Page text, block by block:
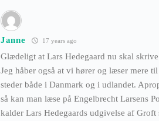
Janne 17 years ago
Glædeligt at Lars Hedegaard nu skal
Jeg håber også at vi hører og læser mere
steder både i Danmark og i udlandet.
så kan man læse på Engelbrecht Larsens
kalder Lars Hedegaards udgivelse af Groft